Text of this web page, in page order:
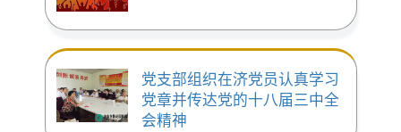
党支部组织在济党员认真学习
党章并传达党的十八届三中全
会精神